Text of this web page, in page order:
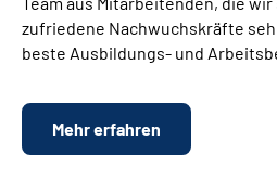
zufriedene Nachwuchskräfte
beste Ausbildungs- und
Mehr erfahren